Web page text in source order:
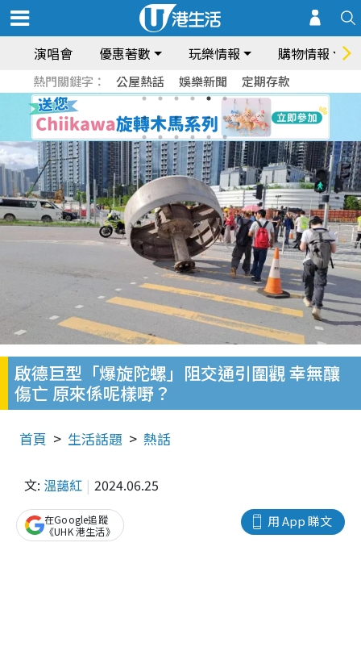
演唱會 優惠著數 玩樂情報 購物情報
熱門關鍵字： 公屋熱話 娛樂新聞 定期存款
啟德巨型「爆旋陀螺」阻交通引圍觀 幸無釀
傷亡 原來係呢樣嘢？
首頁 生活話題 熱話
文: 溫藹紅 2024.06.25
用 App 睇文
在Google追蹤
《UHK 港生活》